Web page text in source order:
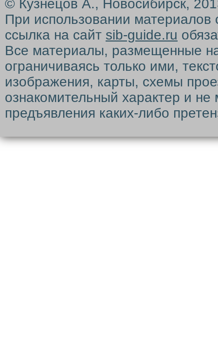
© Кузнецов А., Новосибирск,
При использовании материалов
ссылка на сайт sib-guide.ru
Все материалы, размещенные
ограничиваясь только ими,
изображения, карты, схемы
ознакомительный характер и
предъявления каких-либо